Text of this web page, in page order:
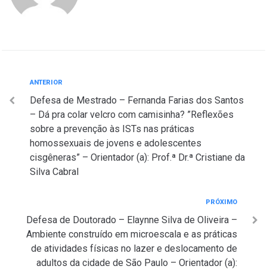
Navegação
de
Post
Anterior
ANTERIOR
Defesa de Mestrado – Fernanda Farias dos Santos
– Dá pra colar velcro com camisinha? ”Reflexões
sobre a prevenção às ISTs nas práticas
homossexuais de jovens e adolescentes
cisgêneras” – Orientador (a): Prof.ª Dr.ª Cristiane da
Silva Cabral
PRÓXIMO
Defesa de Doutorado – Elaynne Silva de Oliveira –
Ambiente construído em microescala e as práticas
de atividades físicas no lazer e deslocamento de
adultos da cidade de São Paulo – Orientador (a):